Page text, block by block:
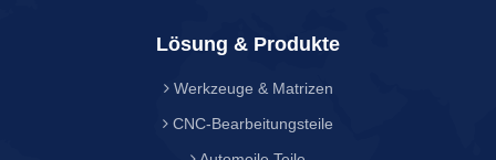
Lösung & Produkte
Werkzeuge & Matrizen
CNC-Bearbeitungsteile